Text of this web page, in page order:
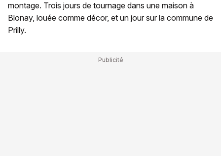
montage. Trois jours de tournage dans une maison à
Blonay, louée comme décor, et un jour sur la commune de
Prilly.